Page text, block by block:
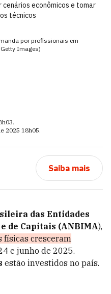
econômicos e tomar
técnicos
por profissionais em
Images)
.
2025 18h05.
Saiba mais
das Entidades
de Capitais (ANBIMA),
físicas cresceram
e junho de 2025.
estão investidos no país.